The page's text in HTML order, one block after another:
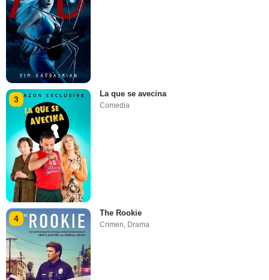
3
La que se avecina
Comedia
4
The Rookie
Crimen, Drama